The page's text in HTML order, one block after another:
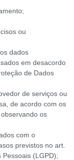
ou
dados
em desacordo
de Dados
de serviços ou
de acordo com os
os
com o
previstos no art.
(LGPD);